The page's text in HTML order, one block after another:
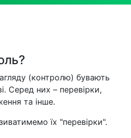
(контролю) бувають
Серед них – перевірки,
та інше.
їх "перевірки".